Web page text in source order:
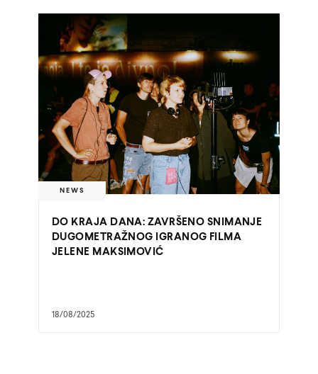
NEWS
DO KRAJA DANA: ZAVRŠENO SNIMANJE
DUGOMETRAŽNOG IGRANOG FILMA
JELENE MAKSIMOVIĆ
18/08/2025